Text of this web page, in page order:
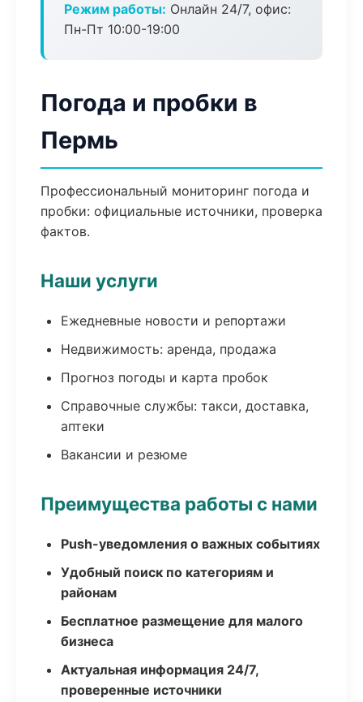
Режим работы: Онлайн 24/7, офис:
Пн-Пт 10:00-19:00
Погода и пробки в
Пермь
Профессиональный мониторинг погода и
пробки: официальные источники, проверка
фактов.
Наши услуги
Ежедневные новости и репортажи
Недвижимость: аренда, продажа
Прогноз погоды и карта пробок
Справочные службы: такси, доставка,
аптеки
Вакансии и резюме
Преимущества работы с нами
Push-уведомления о важных событиях
Удобный поиск по категориям и
районам
Бесплатное размещение для малого
бизнеса
Актуальная информация 24/7,
проверенные источники